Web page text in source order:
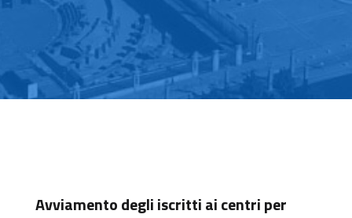
Avviamento degli iscritti ai centri per